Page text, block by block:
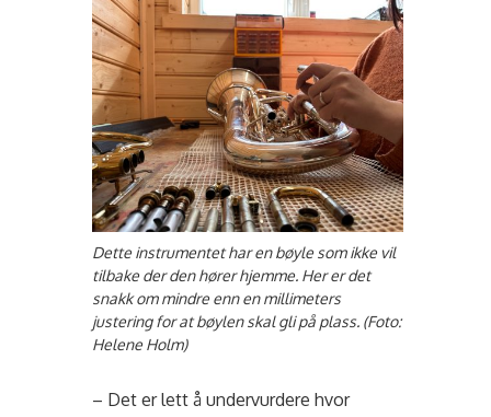
Dette instrumentet har en bøyle som ikke vil
tilbake der den hører hjemme. Her er det
snakk om mindre enn en millimeters
justering for at bøylen skal gli på plass. (Foto:
Helene Holm)
– Det er lett å undervurdere hvor